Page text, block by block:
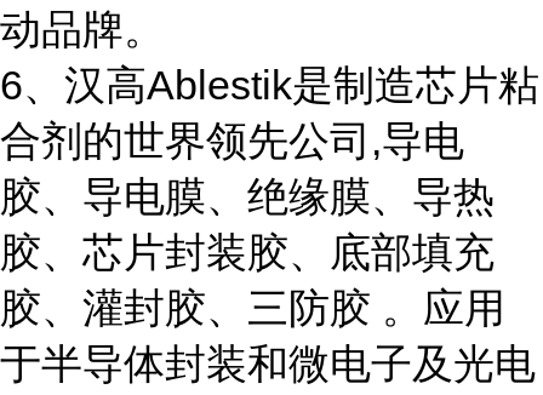
动品牌。
6、汉高Ablestik是制造芯片粘
合剂的世界领先公司,导电
胶、导电膜、绝缘膜、导热
胶、芯片封装胶、底部填充
胶、灌封胶、三防胶 。应用
于半导体封装和微电子及光电